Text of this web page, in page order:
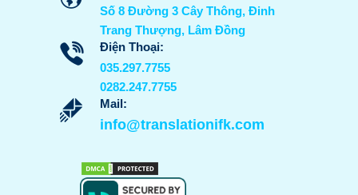
Số 8 Đường 3 Cây Thông, Đinh
Trang Thượng, Lâm Đồng
Điện Thoại:
035.297.7755
0282.247.7755
Mail:
info@translationifk.com